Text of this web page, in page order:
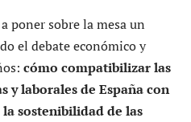
poner sobre la mesa un
el debate económico y
cómo compatibilizar las
y laborales de España con
sostenibilidad de las